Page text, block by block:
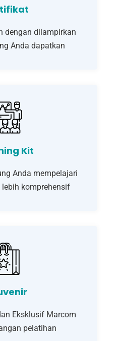
dengan dilampirkan
Anda dapatkan
Kit
Anda mempelajari
komprehensif
Eksklusif Marcom
pelatihan